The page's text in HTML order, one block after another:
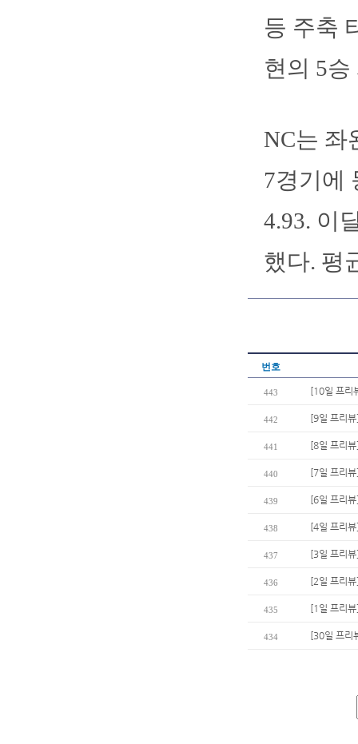
등 주축
현의 5
NC는 좌
7경기에
4.93. 이
했다. 평
번호
443 [10일 프리
442 [9일 프리
441 [8일 프리
440 [7일 프리
439 [6일 프리
438 [4일 프리
437 [3일 프리
436 [2일 프리
435 [1일 프리
434 [30일 프리